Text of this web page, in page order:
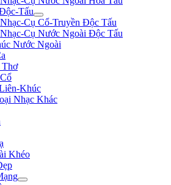
Tấu
Nhạc-Cụ Cổ-Truyền Độc Tấu
Nhạc-Cụ Nước Ngoài Độc Tấu
Nước Ngoài
Thơ
Khúc
Nhạc Khác
Khéo